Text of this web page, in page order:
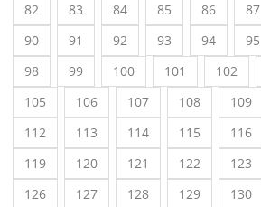
82
83 84 85 86 87
90
91 92 93 94 95
98
99 100 101 102
105
106 107 108 109
112
113 114 115 116
119
120 121 122 123
126
127 128 129 130